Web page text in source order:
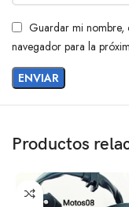
Guardar mi nombre,
navegador para la
Productos